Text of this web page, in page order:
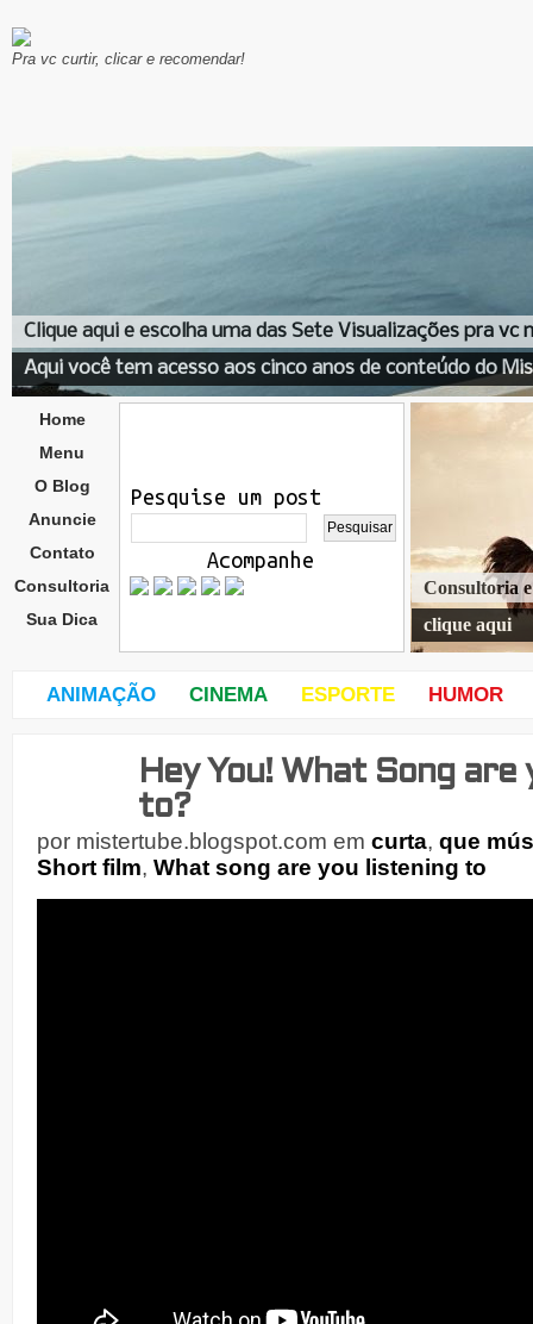
Pra vc curtir, clicar e recomendar!
Clique aqui e escolha uma das Sete Visualizações pra vc
Aqui você tem acesso aos cinco anos de conteúdo do
Home
Menu
O Blog
Anuncie
Contato
Consultoria
Sua Dica
Pesquise um post
Acompanhe
Consultoria
clique aqui
ANIMAÇÃO CINEMA ESPORTE HUMOR
Hey You! What Song are
to?
por mistertube.blogspot.com em curta, que
Short film, What song are you listening to